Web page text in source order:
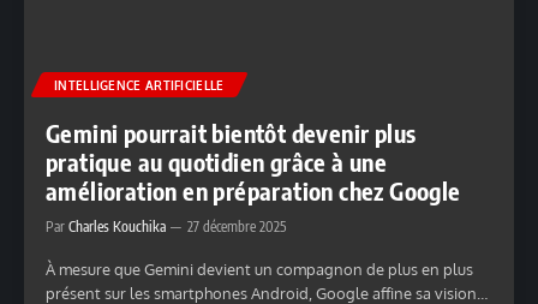
INTELLIGENCE ARTIFICIELLE
Gemini pourrait bientôt devenir plus
pratique au quotidien grâce à une
amélioration en préparation chez Google
Par Charles Kouchika 27 décembre 2025
À mesure que Gemini devient un compagnon de plus en plus
présent sur les smartphones Android, Google affine sa vision…